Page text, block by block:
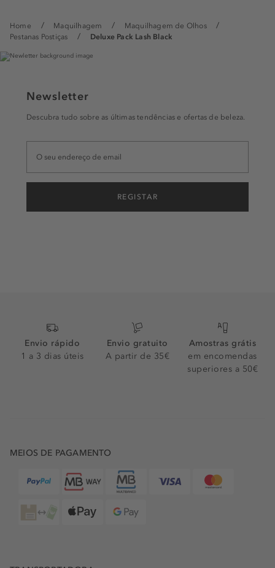
Home Maquilhagem
Maquilhagem de Olhos
Pestanas Postiças
Deluxe Pack Lash Black
Newsletter
Descubra tudo sobre as últimas tendências e ofertas de beleza.
REGISTAR
Envio rápido
1 a 3 dias úteis
Envio gratuito
A partir de 35€
Amostras grátis
em encomendas
superiores a 50€
MEIOS DE PAGAMENTO